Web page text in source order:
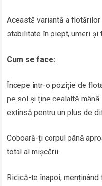
Această variantă a
stabilitate în piept, umeri și
Cum se face:
Începe într-o poziție de
pe sol și ține cealaltă
extinsă pentru un plus de
Coboară-ți corpul până
total al mișcării.
Ridică-te înapoi, menținând